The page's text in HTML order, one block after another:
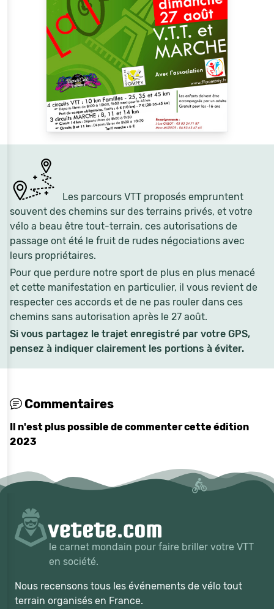
Les parcours VTT proposés empruntent
souvent des chemins sur des terrains privés, et votre
vélo a beau être tout-terrain, ces autorisations de
passage ont été le fruit de rudes négociations avec
leurs propriétaires.
Pour que perdure notre sport de plus en plus menacé
et cette manifestation en particulier, il vous revient de
respecter ces accords et de ne pas rouler dans ces
chemins sans autorisation après le 27 août.
Si vous partagez le trajet enregistré par votre GPS,
pensez à indiquer clairement les portions à éviter.
Commentaires
Il n'est plus possible de commenter cette édition
2023
le carnet mondain pour faire briller votre VTT
en société.
Nous recensons tous les événements de vélo tout
terrain organisés en France.